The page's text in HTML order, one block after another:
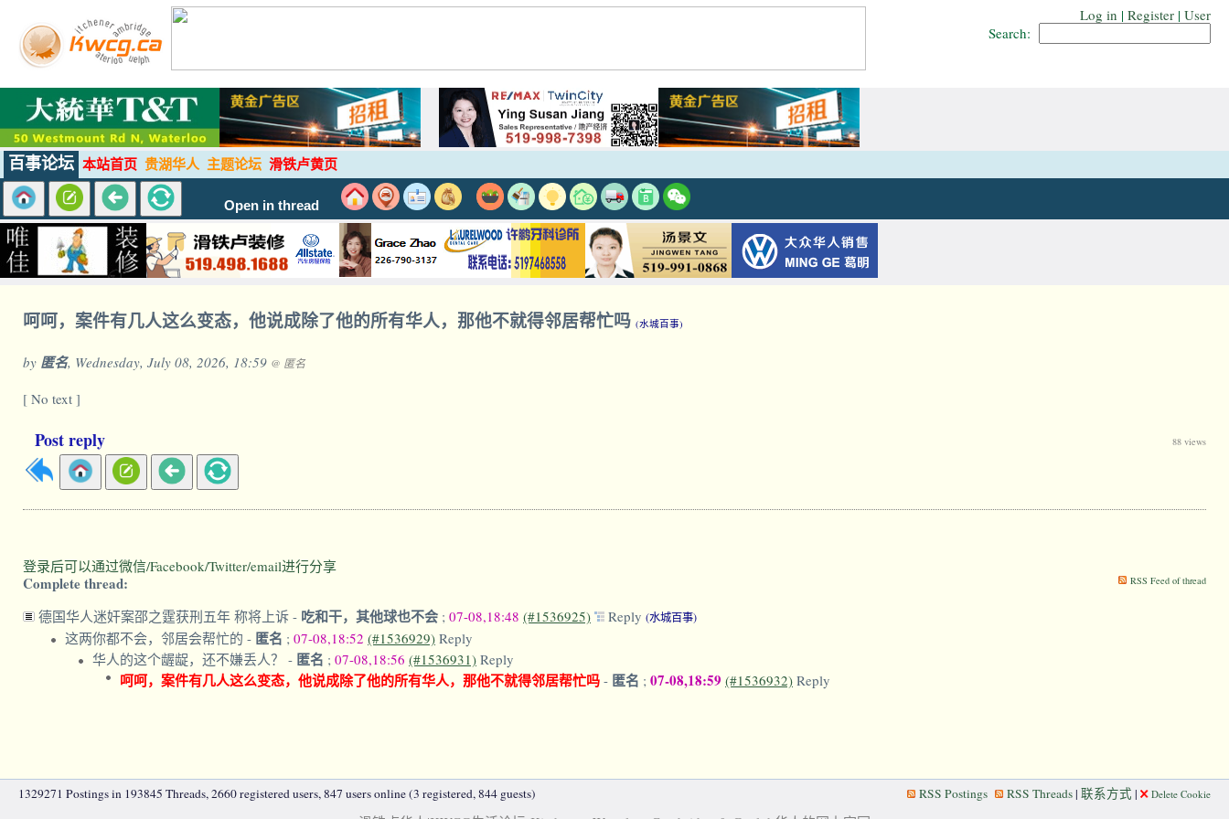
Log in | Register | User
Search:
百事论坛 本站首页 贵湖华人 主题论坛 滑铁卢黄页
Open in thread
呵呵，案件有几人这么变态，他说成除了他的所有华人，那他不就得邻居帮忙吗 (水城百事)
by 匿名, Wednesday, July 08, 2026, 18:59 @ 匿名
[ No text ]
Post reply 88 views
登录后可以通过微信/Facebook/Twitter/email进行分享
Complete thread: RSS Feed of thread
德国华人迷奸案邵之霆获刑五年 称将上诉 - 吃和干，其他球也不会 ; 07-08,18:48 (#1536925) Reply (水城百事)
这两你都不会，邻居会帮忙的 - 匿名 ; 07-08,18:52 (#1536929) Reply
华人的这个龌龊，还不嫌丢人？ - 匿名 ; 07-08,18:56 (#1536931) Reply
呵呵，案件有几人这么变态，他说成除了他的所有华人，那他不就得邻居帮忙吗 - 匿名 ; 07-08,18:59 (#1536932) Reply
1329271 Postings in 193845 Threads, 2660 registered users, 847 users online (3 registered, 844 guests) RSS Postings RSS Threads| 联系方式 | Delete Cookie